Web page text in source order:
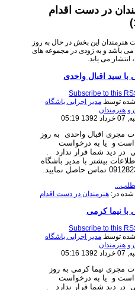
در دست اقدام
هنرمندان این بخش در حال به روز
باشد و به زودی در مجموعه های
انتشار می یابد.
با سید اقبال واحدی
Subscribe to this
شده توسط مدیر اجرایی باشگاه
و هنرمندان
05:19
مجری اقبال واحدی به روز
و یا به درخواست
در دید شما قرار ندارد
.
بیشتر با مدیر باشگاه
حاصل نمایید.
در: هنرمندان در دست اقدام
با نیما کرمی
Subscribe to this
شده توسط مدیر اجرایی باشگاه
و هنرمندان
05:16
مجری نیما کرمی به روز
و یا به درخواست
در دید شما قرار ندارد
.